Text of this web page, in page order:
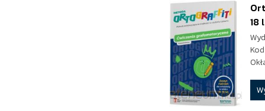
18